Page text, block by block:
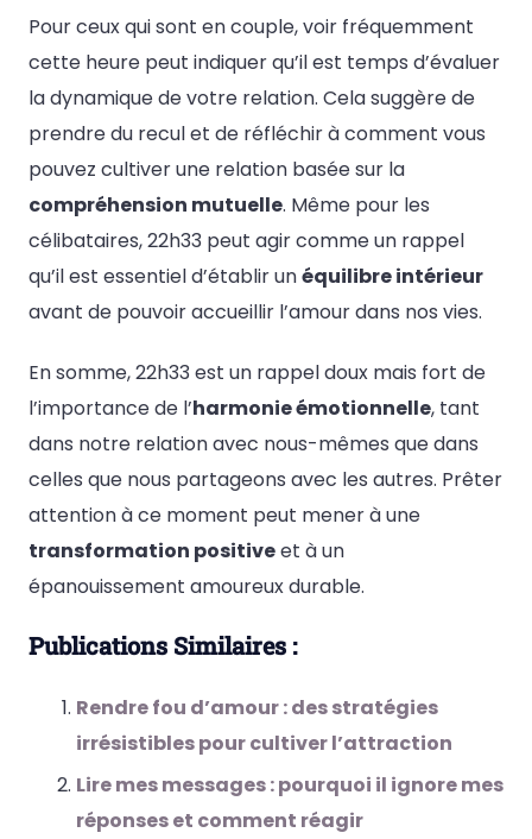
Pour ceux qui sont en couple, voir fréquemment
cette heure peut indiquer qu’il est temps d’évaluer
la dynamique de votre relation. Cela suggère de
prendre du recul et de réfléchir à comment vous
pouvez cultiver une relation basée sur la
compréhension mutuelle. Même pour les
célibataires, 22h33 peut agir comme un rappel
qu’il est essentiel d’établir unéquilibre intérieur
avant de pouvoir accueillir l’amour dans nos vies.
En somme, 22h33 est un rappel doux mais fort de
l’importance de l’harmonie émotionnelle, tant
dans notre relation avec nous-mêmes que dans
celles que nous partageons avec les autres. Prêter
attention à ce moment peut mener à une
transformation positiveet à un
épanouissement amoureux durable.
Publications Similaires :
Rendre fou d’amour : des stratégies
irrésistibles pour cultiver l’attraction
Lire mes messages : pourquoi il ignore mes
réponses et comment réagir